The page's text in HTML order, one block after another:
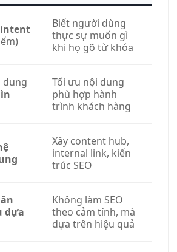
Biết người dùng
thực sự muốn gì
khi họ gõ từ khóa
dung
Tối ưu nội dung
phù hợp hành
trình khách hàng
Xây content hub,
internal link, kiến
trúc SEO
dựa
Không làm SEO
theo cảm tính, mà
dựa trên hiệu quả